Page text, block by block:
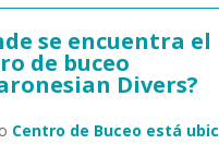
se encuentra el
de buceo
Divers?
Centro de Buceo está